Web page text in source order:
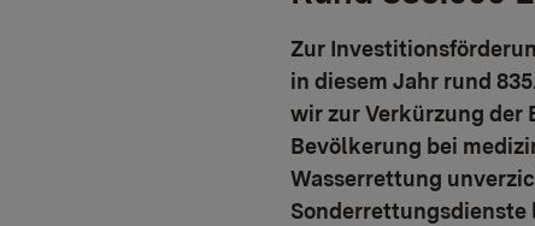
Zur
in diesem Jahr rund
wir zur Verkürzung der
Bevölkerung bei
Wasserrettung
Sonderrettungsdienste